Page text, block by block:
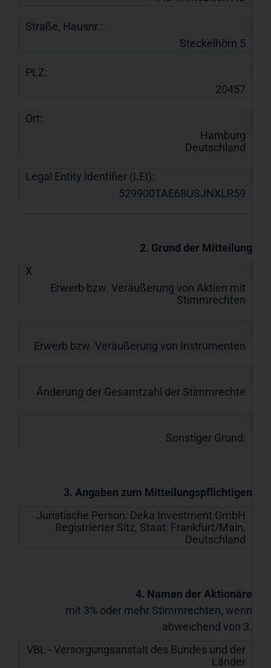
Straße, Hausnr.:
Steckelhörn 5
PLZ:
20457
Ort:
Hamburg
Deutschland
Legal Entity Identifier (LEI):
529900TAE68USJNXLR59
2. Grund der Mitteilung
X
Erwerb bzw. Veräußerung von Aktien mit
Stimmrechten
Erwerb bzw. Veräußerung von Instrumenten
Änderung der Gesamtzahl der Stimmrechte
Sonstiger Grund:
3. Angaben zum Mitteilungspflichtigen
Juristische Person: Deka Investment GmbH
Registrierter Sitz, Staat: Frankfurt/Main,
Deutschland
4. Namen der Aktionäre
mit 3% oder mehr Stimmrechten, wenn
abweichend von 3.
VBL - Versorgungsanstalt des Bundes und der
Länder